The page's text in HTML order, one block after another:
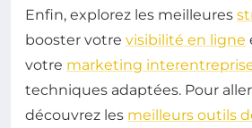
Enfin, explorez les meilleures
booster votre visibilité en ligne
votre marketing
techniques adaptées. Pour
découvrez les meilleurs outils